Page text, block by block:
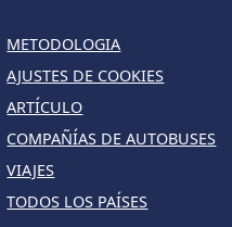
METODOLOGIA
AJUSTES DE COOKIES
ARTÍCULO
COMPAÑÍAS DE AUTOBUSES
VIAJES
TODOS LOS PAÍSES